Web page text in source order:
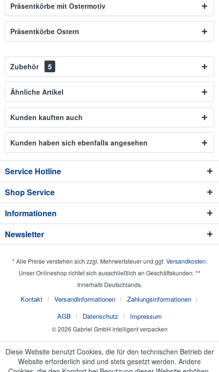
Präsentkörbe mit Ostermotiv
Präsentkörbe Ostern
Zubehör 5
Ähnliche Artikel
Kunden kauften auch
Kunden haben sich ebenfalls angesehen
Service Hotline
Shop Service
Informationen
Newsletter
* Alle Preise verstehen sich zzgl. Mehrwertsteuer und ggf. Versandkosten.
Unser Onlineshop richtet sich ausschließlich an Geschäftskunden. **
Innerhalb Deutschlands.
Kontakt Versandinformationen
Zahlungsinformationen
AGB
Datenschutz Impressum
© 2026 Gabriel GmbH intelligent verpacken
Diese Website benutzt Cookies, die für den technischen Betrieb der
Website erforderlich sind und stets gesetzt werden. Andere